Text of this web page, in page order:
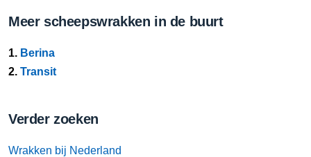
Meer scheepswrakken in de buurt
1. Berina
2. Transit
Verder zoeken
Wrakken bij Nederland